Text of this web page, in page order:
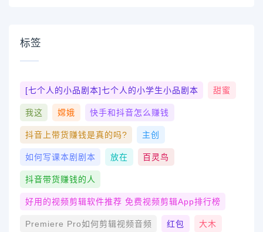
标签
[七个人的小品剧本]七个人的小学生小品剧本 甜蜜
我这 嫦娥 快手和抖音怎么赚钱
抖音上带货赚钱是真的吗? 主创
如何写课本剧剧本 放在 百灵鸟
抖音带货赚钱的人
好用的视频剪辑软件推荐 免费视频剪辑app排行榜
Premiere Pro如何剪辑视频音频 红包 大木